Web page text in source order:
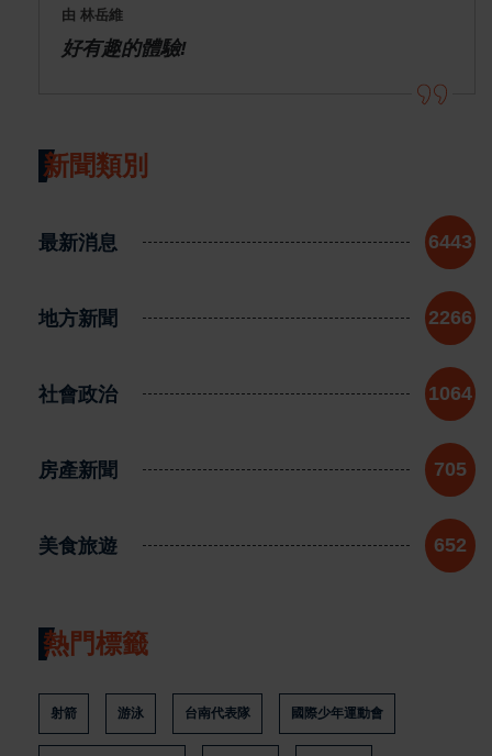
由 林岳維
好有趣的體驗!
新聞類別
最新消息 6443
地方新聞 2266
社會政治 1064
房產新聞 705
美食旅遊 652
熱門標籤
射箭 游泳 台南代表隊 國際少年運動會